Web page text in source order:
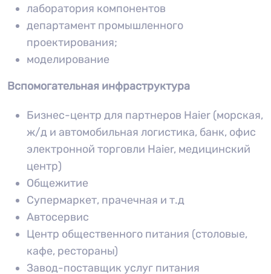
лаборатория компонентов
департамент промышленного
проектирования;
моделирование
Вспомогательная инфраструктура
Бизнес-центр для партнеров Haier (морская,
ж/д и автомобильная логистика, банк, офис
электронной торговли Haier, медицинский
центр)
Общежитие
Супермаркет, прачечная и т.д
Автосервис
Центр общественного питания (cтоловые,
кафе, рестораны)
Завод-поставщик услуг питания